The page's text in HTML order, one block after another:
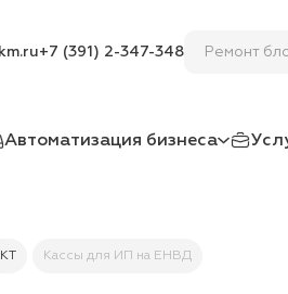
+7 (391) 2-347-348
Автоматизация бизнеса
Кассы для ИП на ЕНВД